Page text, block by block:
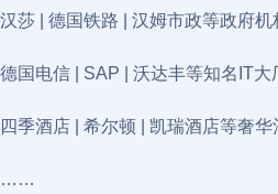
汉莎 | 德国铁路 | 汉姆市政等政府机
德国电信 | SAP | 沃达丰等知名IT大
四季酒店 | 希尔顿 | 凯瑞酒店等奢华
……